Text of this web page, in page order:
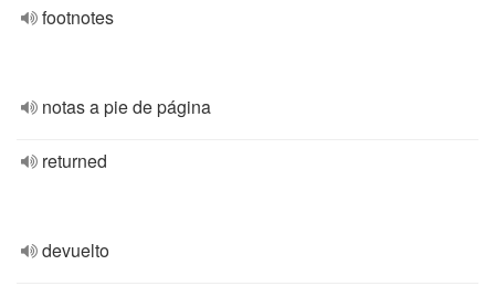
footnotes
notas a pie de página
returned
devuelto